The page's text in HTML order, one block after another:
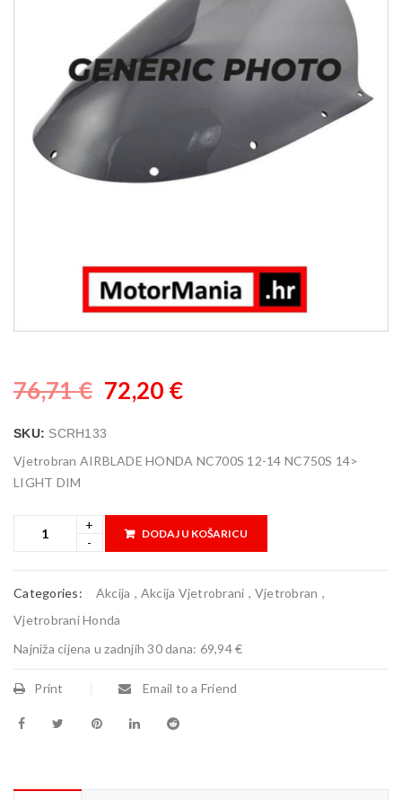
76,71€ 72,20 €
SKU: SCRH133
Vjetrobran AIRBLADE HONDA NC700S 12-14 NC750S 14>
LIGHT DIM
DODAJ U KOŠARICU
Categories: Akcija , Akcija Vjetrobrani , Vjetrobran ,
Vjetrobrani Honda
Najniža cijena u zadnjih 30 dana: 69,94 €
Print Email to a Friend